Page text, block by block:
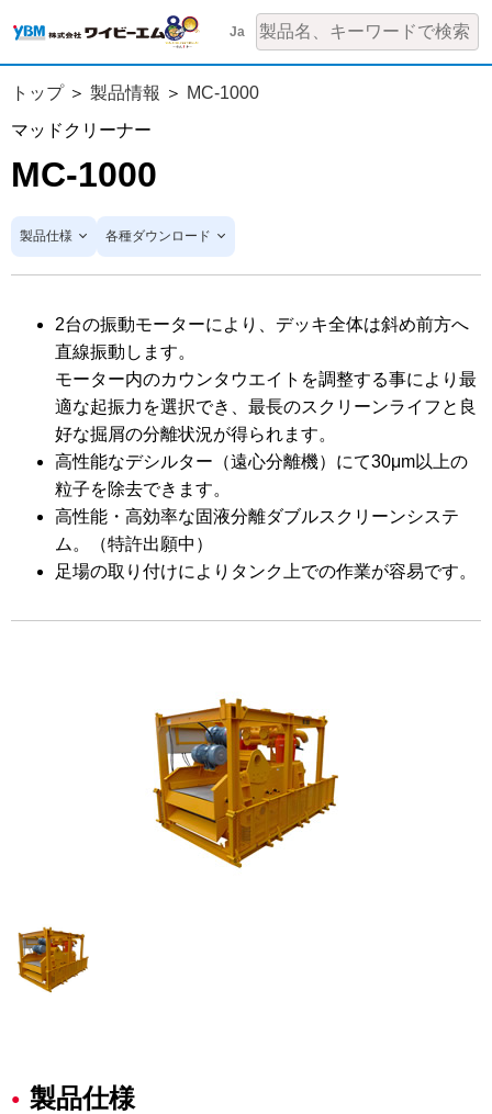
Ja
トップ 製品情報
MC-1000
マッドクリーナー
MC-1000
製品仕様 各種ダウンロード
2台の振動モーターにより、デッキ全体は斜め前方へ
直線振動します。
モーター内のカウンタウエイトを調整する事により最
適な起振力を選択でき、最長のスクリーンライフと良
好な掘屑の分離状況が得られます。
高性能なデシルター（遠心分離機）にて30μm以上の
粒子を除去できます。
高性能・高効率な固液分離ダブルスクリーンシステ
ム。（特許出願中）
足場の取り付けによりタンク上での作業が容易です。
製品仕様